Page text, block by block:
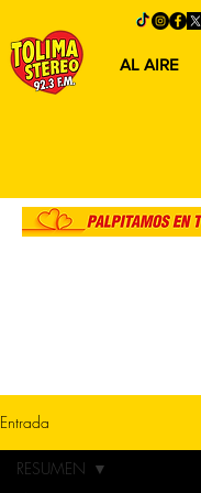
AL AIRE
Entrada
RESUMEN